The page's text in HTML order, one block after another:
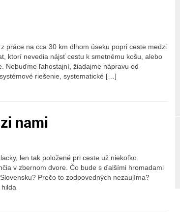
práce na cca 30 km dlhom úseku popri ceste medzi
ktorí nevedia nájsť cestu k smetnému košu, alebo
Nebuďme ľahostajní, žiadajme nápravu od
riešenie, systematické […]
nami
len tak položené pri ceste už niekoľko
v zbernom dvore. Čo bude s ďalšími hromadami
Prečo to zodpovedných nezaujíma?